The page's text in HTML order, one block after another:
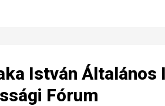
István Általános
Fórum